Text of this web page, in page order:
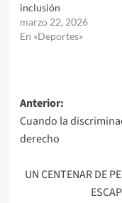
inclusión
marzo 22, 2026
En «Deportes»
Navegación
de
entradas
Anterior:
Cuando la
derecho
UN CENTENAR DE